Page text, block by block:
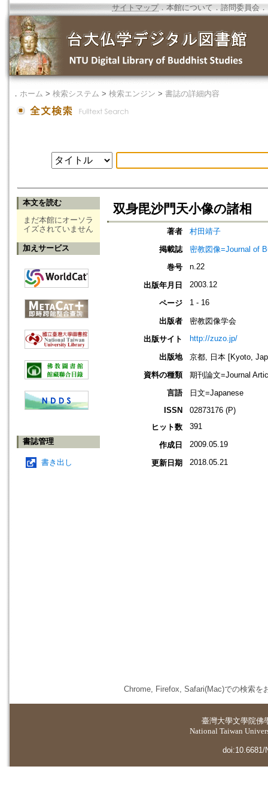
サイトマップ．本館について ． 諮問委員会 ．
． ホーム > 検索システム > 検索エンジン > 書誌の詳細内容
本文を読む
まだ本館にオーソラ
イズされていません
加えサービス
書誌管理
書き出し
双身毘沙門天小像の諸相
著者
村田靖子
掲載誌
密教図像=Journal of
巻号
n.22
出版年月日 2003.12
ページ 1 - 16
出版者
密教図像学会
出版サイト
http://zuzo.jp/
出版地
京都, 日本 [Kyoto,
資料の種類
期刊論文=Journal
言語
日文=Japanese
ISSN
02873176 (P)
ヒット数
391
作成日 2009.05.19
更新日期 2018.05.21
Chrome, Firefox, Safari(Mac)での検索を
臺灣大學文學院佛
National Taiwan
doi:10.6681/